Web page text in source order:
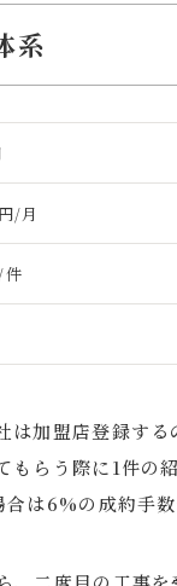
系
/月
は加盟店登録す
もらう際に1件
は6%の成約手数